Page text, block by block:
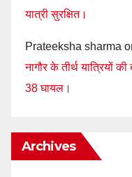
यात्री सुरक्षित।
Prateeksha sharma
नागौर के तीर्थ यात्रियों
38 घायल।
Archives